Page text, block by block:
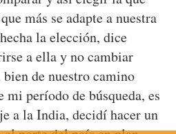
más se adapte a nuestra
la elección, dice
a ella y no cambiar
de nuestro camino
período de búsqueda, es
a la India, decidí hacer un